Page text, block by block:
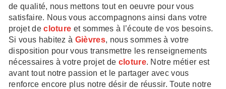
de qualité, nous mettons tout en oeuvre pour vous
satisfaire. Nous vous accompagnons ainsi dans votre
projet decloture et sommes à l’écoute de vos besoins.
Si vous habitez à Gièvres, nous sommes à votre
disposition pour vous transmettre les renseignements
nécessaires à votre projet de cloture. Notre métier est
avant tout notre passion et le partager avec vous
renforce encore plus notre désir de réussir. Toute notre